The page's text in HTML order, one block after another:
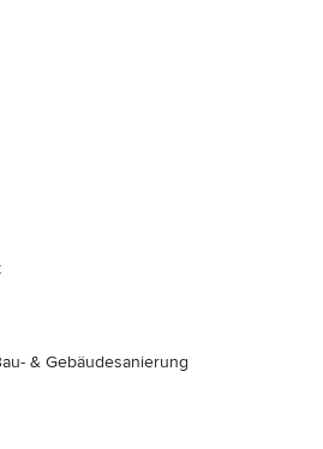
& Gebäudesanierung